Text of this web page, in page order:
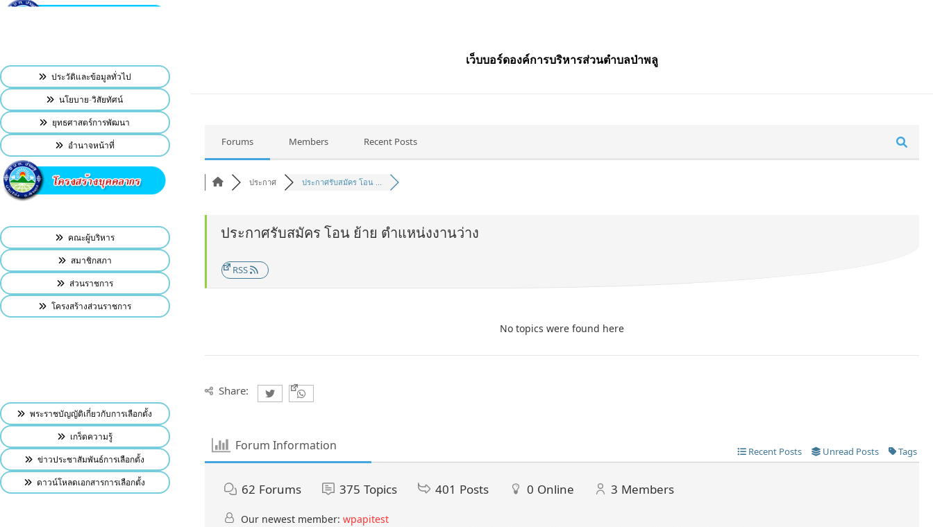
ประวัติและข้อมูลทั่วไป
นโยบาย-วิสัยทัศน์
ยุทธศาสตร์การพัฒนา
อำนาจหน้าที่
คณะผู้บริหาร
สมาชิกสภา
ส่วนราชการ
โครงสร้างส่วนราชการ
พระราชบัญญัติเกี่ยวกับการเลือกตั้ง
เกร็ดความรู้
ข่าวประชาสัมพันธ์การเลือกตั้ง
ดาวน์โหลดเอกสารการเลือกตั้ง
เว็บบอร์ดองค์การบริหารส่วนตำบลป่าพลู
Forums Members Recent Posts
ประกาศ ประกาศรับสมัคร โอน ...
ประกาศรับสมัคร โอน ย้าย ตำแหน่งงานว่าง
RSS
No topics were found here
Share:
Forum Information Recent Posts Unread Posts Tags
62 Forums 375 Topics 401 Posts 0 Online 3 Members
Our newest member: wpapitest